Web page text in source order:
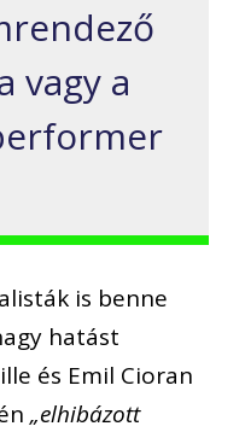
vagy a
is benne
hatást
és Emil Cioran
„elhibázott